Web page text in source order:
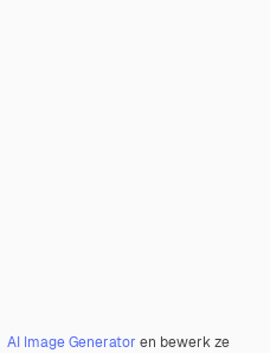
AI Image Generator en bewerk ze